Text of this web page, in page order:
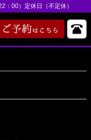
：00）定休日（不定休）